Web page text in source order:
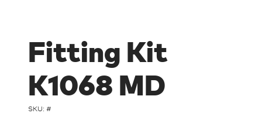
Fitting Kit
K1068 MD
SKU: #